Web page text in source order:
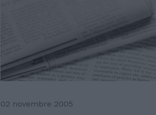
02 novembre 2005